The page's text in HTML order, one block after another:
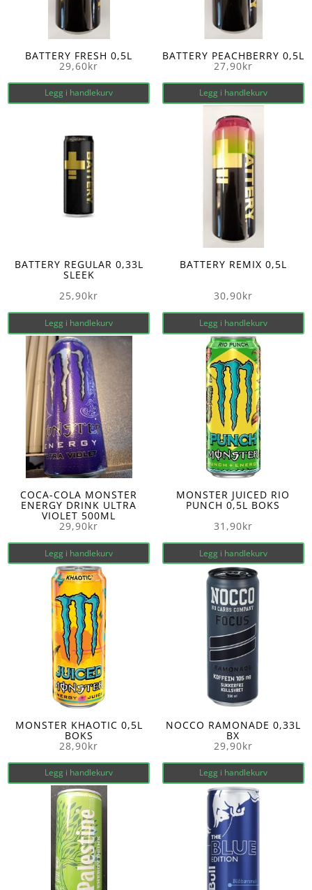
BATTERY FRESH 0,5L
29,60kr
Legg i handlekurv
BATTERY PEACHBERRY 0,5L
27,90kr
Legg i handlekurv
BATTERY REGULAR 0,33L
SLEEK
25,90kr
Legg i handlekurv
BATTERY REMIX 0,5L
30,90kr
Legg i handlekurv
COCA-COLA MONSTER
ENERGY DRINK ULTRA
VIOLET 500ML
29,90kr
Legg i handlekurv
MONSTER JUICED RIO
PUNCH 0,5L BOKS
31,90kr
Legg i handlekurv
MONSTER KHAOTIC 0,5L
BOKS
28,90kr
Legg i handlekurv
NOCCO RAMONADE 0,33L
BX
29,90kr
Legg i handlekurv